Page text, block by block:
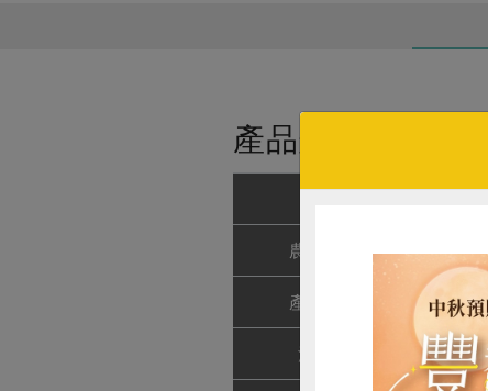
產品規格(*為合作
農友/生產者 春
產地/原產地 台灣
淨重/數量 80